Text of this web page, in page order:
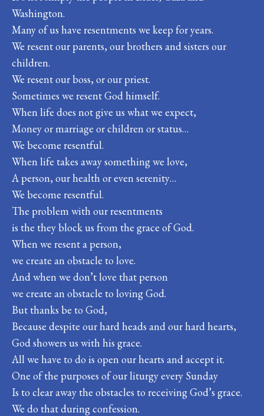
Washington.
Many of us have resentments we keep for years.
We resent our parents, our brothers and sisters our
children.
We resent our boss, or our priest.
Sometimes we resent God himself.
When life does not give us what we expect,
Money or marriage or children or status…
We become resentful.
When life takes away something we love,
A person, our health or even serenity…
We become resentful.
The problem with our resentments
is the they block us from the grace of God.
When we resent a person,
we create an obstacle to love.
And when we don’t love that person
we create an obstacle to loving God.
But thanks be to God,
Because despite our hard heads and our hard hearts,
God showers us with his grace.
All we have to do is open our hearts and accept it.
One of the purposes of our liturgy every Sunday
Is to clear away the obstacles to receiving God’s grace.
We do that during confession.